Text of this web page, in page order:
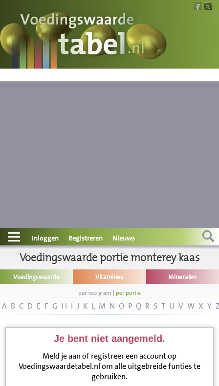
Voedingswaarde
Wat is wat?
Contact
Informatie
Disclaimer
Inloggen Registreren Nieuws
Voedingswaarde portie monterey kaas
Voedingswaarde Vitamines Mineralen
per 100 gram | per portie
A B C D E F G H I J K L M N O P Q R S T U V W X Y
Je bent niet aangemeld.
Meld je aan of registreer een account op
Voedingswaardetabel.nl om alle uitgebreide funties te
gebruiken.